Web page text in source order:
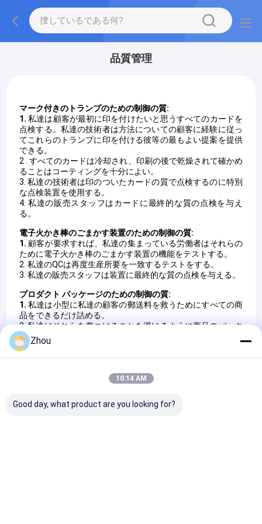
品質管理
マーク付きのトランプのための制御の質:
1.私達は顧客が最初に印を付けたいと思うすべてのカードを
点検する。私達の技術者は方法についての顧客に経験に従っ
てこれらのトランプに印を付ける彼等の最もよい提案を提供
できる。
2 . すべてのカードは冷却され、印刷の後で乾燥されて確かめ
ることはコーティングを十分によい。
3. 私達の技術者は印のついたカードの質で点検するのに特別
な点検装置を使用する。
4. 私達の販売スタッフはカードに最終的な質の点検を与え
る。
電子火かき棒のごまかす装置のための制御の質:
1. 顧客が要求すれば、私達の集まっている労働者はそれらの
ために電子火かき棒のごまかす装置の機能をテストする。
2. 私達のQCは再度生産所要を一致するテストをする。
3. 私達の販売スタッフは装置に最終的な質の点検を与える。
プロダクト パッケージのための制御の質:
1.私達は小型に私達の顧客の郵送料を救うためにすべての商
品をできるだけ詰める。
2. 私達はそれらを傷つけることを避けるように商品のパッキ
ングを穏やかに扱う。
3. 私達は箱でどんなプロダクトがパッケージの中に含まれて
いるか注意しない。
Certificates
Zhou
10:14 AM
Good day, what product are you looking for?